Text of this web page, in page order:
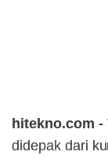
hitekno.com -
didepak dari